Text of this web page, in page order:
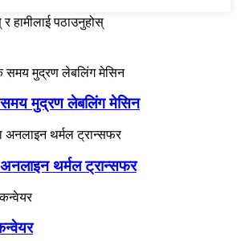
हामीलाई पठाउनुहोस्
समय मुद्रण लेबलिंग मेसिन
अनलाइन थर्मल ट्रान्सफर